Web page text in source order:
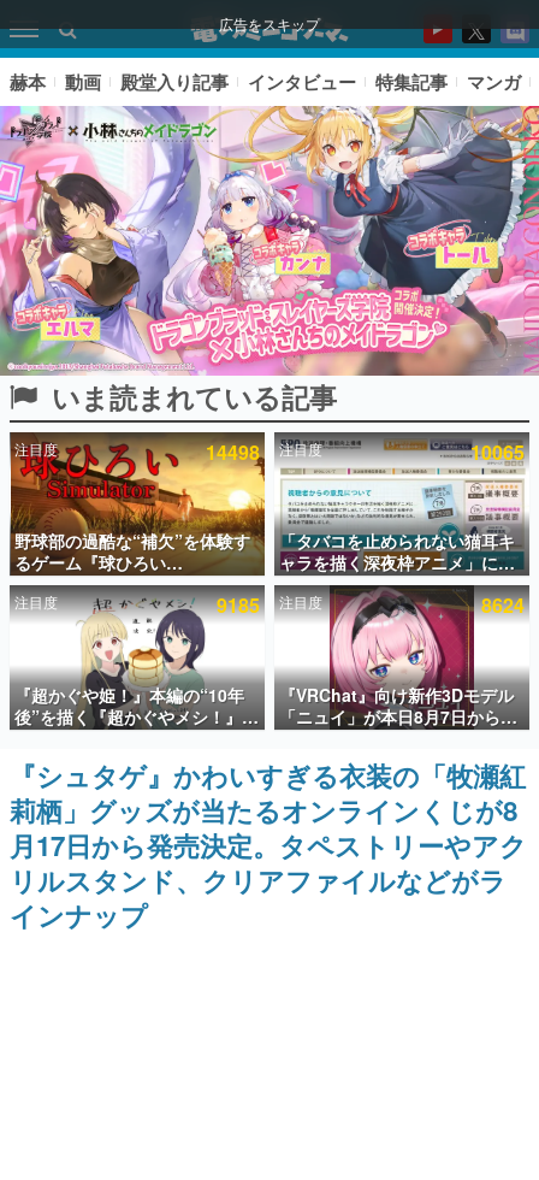
広告をスキップ
ピックアップ
電ファミのいま読まれている記事ランキング
アプリセール情報
インタビュー
連載・特集一覧
殿堂入り記事
SNS拡散数が数千以上！ ページビュー数万以上！ などな
ど。多くの人々に読まれた、電ファミ渾身の“殿堂入り”記
事をまとめました。
ゲームの企画書
名作ゲームクリエイターの方々に製作時のエピソードをお
聞きし、ヒットする企画（ゲーム）とは何か？を探ってい
きます。
赫本
この物語を解いてはいけない。『赫本』は、〈試験問題〉
の形をした短編ホラー小説集です。
赫本 動画 殿堂入り記事 インタビュー 特集記事 マンガ
いま読まれている記事
注目度 14498
野球部の過酷な“補欠”を体験す
るゲーム『球ひろい
Simulator』が「1件」のウィッ
シュリストをもとにチェコ語に
対応しSNSで話題に。『キング
ダム・カム』開発元やチェコの
プロ野球選手から称賛の声
注目度 10065
「タバコを止められない猫耳キ
ャラを描く深夜枠アニメ」に視
聴者の一部から批判意見。違法
薬物の使用と思しき描写も含め
て、BPOが議論を交わす
注目度 9185
『超かぐや姫！』本編の“10年
後”を描く『超かぐやメシ！』
Web連載決定。新たなWebマン
ガレーベル「ビビビコミック」
にて特別話が掲載スタート、あ
のお話には…まだ続きがある！
注目度 8624
『VRChat』向け新作3Dモデル
「ニュイ」が本日8月7日から
BOOTHにて発売。瞳に光る星
や感情豊かな表情が、小悪魔か
わいい
『シュタゲ』かわいすぎる衣装の「牧瀬紅
莉栖」グッズが当たるオンラインくじが8
月17日から発売決定。タペストリーやアク
リルスタンド、クリアファイルなどがラ
インナップ